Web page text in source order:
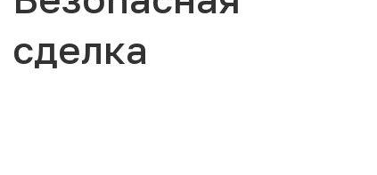
сделка